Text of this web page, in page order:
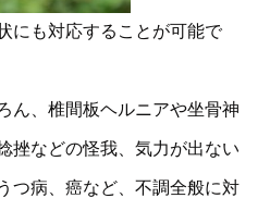
にも対応することが可能で
ん、椎間板ヘルニアや坐骨神
挫などの怪我、気力が出ない
つ病、癌など、不調全般に対